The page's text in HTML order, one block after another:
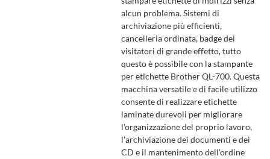
alcun problema. Sistemi di
archiviazione più efficienti,
cancelleria ordinata, badge dei
visitatori di grande effetto, tutto
questo è possibile con la stampante
per etichette Brother QL-700. Questa
macchina versatile e di facile utilizzo
consente di realizzare etichette
laminate durevoli per migliorare
l'organizzazione del proprio lavoro,
l'archiviazione dei documenti e dei
CD e il mantenimento dell'ordine